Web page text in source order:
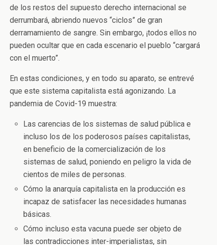
de los restos del supuesto derecho internacional se
derrumbará, abriendo nuevos “ciclos” de gran
derramamiento de sangre. Sin embargo, ¡todos ellos no
pueden ocultar que en cada escenario el pueblo “cargará
con el muerto”.
En estas condiciones, y en todo su aparato, se entrevé
que este sistema capitalista está agonizando. La
pandemia de Covid-19 muestra:
Las carencias de los sistemas de salud pública e
incluso los de los poderosos países capitalistas,
en beneficio de la comercialización de los
sistemas de salud, poniendo en peligro la vida de
cientos de miles de personas.
Cómo la anarquía capitalista en la producción es
incapaz de satisfacer las necesidades humanas
básicas.
Cómo incluso esta vacuna puede ser objeto de
las contradicciones inter-imperialistas, sin